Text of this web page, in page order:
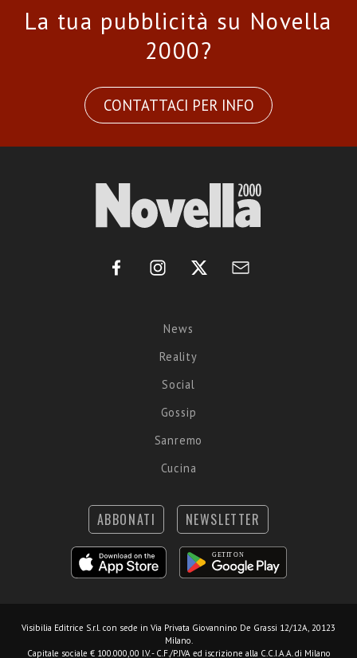
La tua pubblicità su Novella
2000?
CONTATTACI PER INFO
News
Reality
Social
Gossip
Sanremo
Cucina
ABBONATI NEWSLETTER
Visibilia Editrice S.r.l. con sede in Via Privata Giovannino De Grassi 12/12A, 20123
Milano.
Capitale sociale € 100.000,00 I.V. - C.F./P.IVA ed iscrizione alla C.C.I.A.A. di Milano